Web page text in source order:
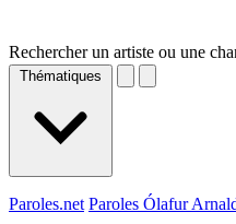
Rechercher un artiste ou une
Thématiques
Paroles.net Paroles Ólafur